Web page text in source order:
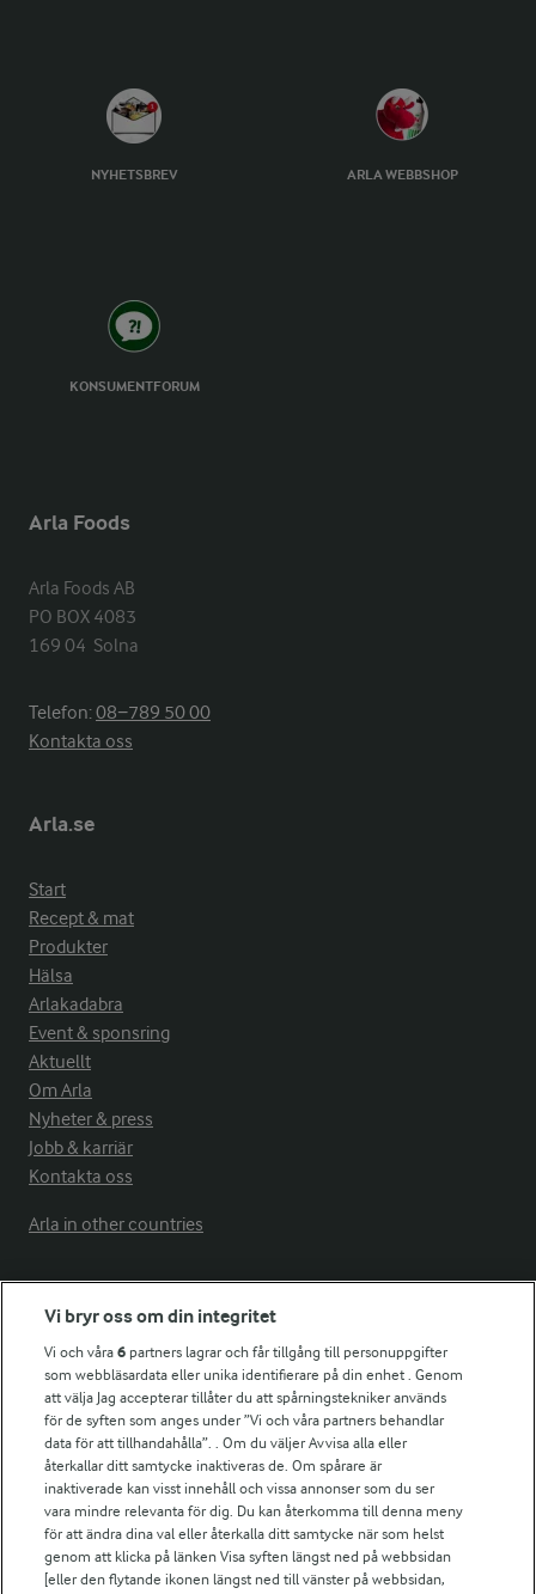
NYHETSBREV ARLA WEBBSHOP
KONSUMENTFORUM
Arla Foods
Arla Foods AB
PO BOX 4083
169 04  Solna
Telefon:08−789 50 00
Kontakta oss
Arla.se
Start
Recept & mat
Produkter
Hälsa
Arlakadabra
Event & sponsring
Aktuellt
Om Arla
Nyheter & press
Jobb & karriär
Kontakta oss
Arla in other countries
Fler Arlasajter
För ägare
Arlas kundportal
Arla.com
Falbygdens Ost
Arla webbshop
Bildbank
Vi bryr oss om din integritet
Vi och våra6 partners lagrar och får tillgång till personuppgifter
som webbläsardata eller unika identifierare på din enhet . Genom
att välja Jag accepterar tillåter du att spårningstekniker används
för de syften som anges under ”Vi och våra partners behandlar
data för att tillhandahålla”. . Om du väljer Avvisa alla eller
återkallar ditt samtycke inaktiveras de. Om spårare är
inaktiverade kan visst innehåll och vissa annonser som du ser
vara mindre relevanta för dig. Du kan återkomma till denna meny
för att ändra dina val eller återkalla ditt samtycke när som helst
genom att klicka på länken Visa syften längst ned på webbsidan
[eller den flytande ikonen längst ned till vänster på webbsidan,